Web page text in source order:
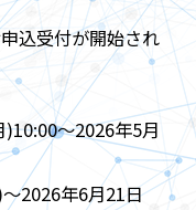
込受付が開始され
～2026年5月
2026年6月21日